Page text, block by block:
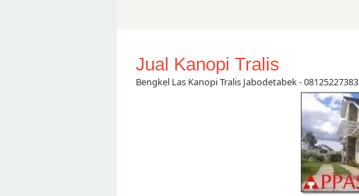
Jual Kanopi Tralis
Bengkel Las Kanopi Tralis Jabodetabek - 08125227383